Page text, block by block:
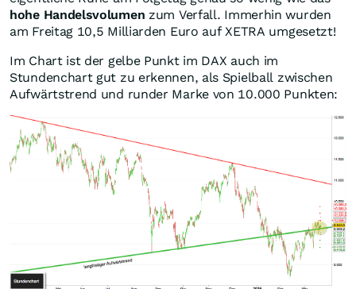
hohe Handelsvolumen zum Verfall. Immerhin wurden
am Freitag 10,5 Milliarden Euro auf XETRA umgesetzt!
Im Chart ist der gelbe Punkt im DAX auch im
Stundenchart gut zu erkennen, als Spielball zwischen
Aufwärtstrend und runder Marke von 10.000 Punkten: